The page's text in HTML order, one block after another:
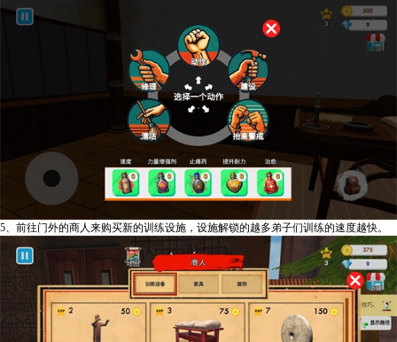
5、前往门外的商人来购买新的训练设施，设施解锁的越多弟子们训练的速度越快。